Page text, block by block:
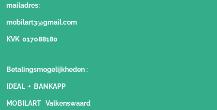
mailadres:
mobilart3@gmail.com
KVK 017088180
Betalingsmogelijkheden:
IDEAL + BANKAPP
MOBILART Valkenswaard